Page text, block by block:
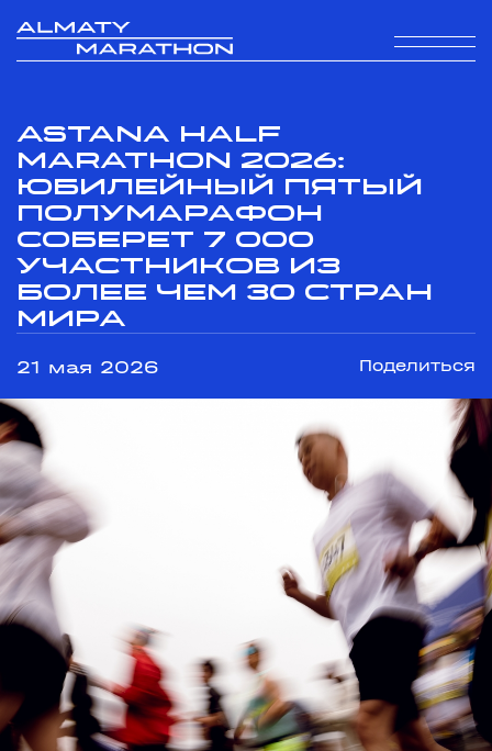
Astana Half
Marathon 2026:
юбилейный пятый
полумарафон
соберет 7 000
участников из
более чем 30 стран
мира
21 мая 2026 Поделиться